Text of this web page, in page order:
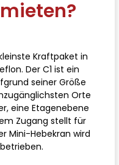
mieten?
Kraftpaket in
Der C1 ist ein
seiner Größe
Orte
eine Etagenebene
Zugang stellt für
Mini-Hebekran wird